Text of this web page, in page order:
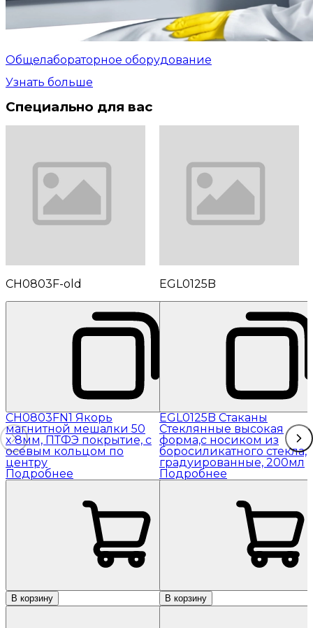
Общелабораторное оборудование
Узнать больше
Специально для вас
CH0803F-old
CH0803FN1 Якорь
магнитной мешалки 50
x 8мм, ПТФЭ покрытие, с
осевым кольцом по
центру
Подробнее
В корзину
EGL0125B
EGL0125B Стаканы
Стеклянные высокая
форма,с носиком из
боросиликатного стекла,
градуированные, 200мл
Подробнее
В корзину